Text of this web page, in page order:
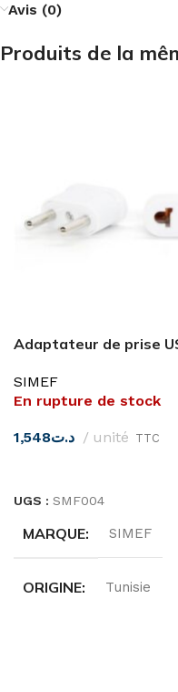
Avis (0)
Produits de la
Adaptateur de prise
SIMEF
En rupture de stock
د.ت1,548 unité TTC
UGS : SMF004
MARQUE SIMEF
ORIGINE Tunisie